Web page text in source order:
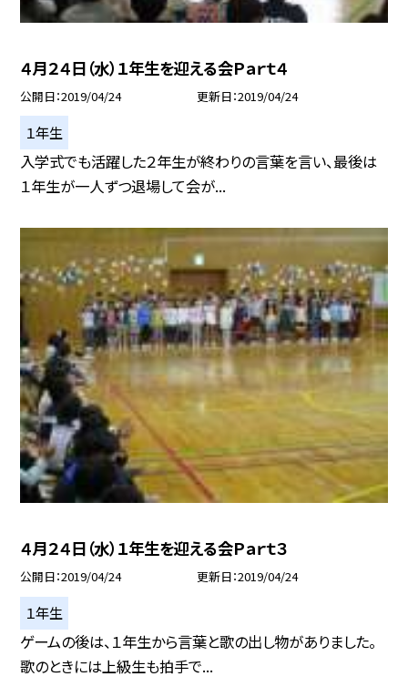
４月２４日（水）１年生を迎える会Ｐａｒｔ４
公開日 2019/04/24 更新日 2019/04/24
１年生
入学式でも活躍した２年生が終わりの言葉を言い、最後は
１年生が一人ずつ退場して会が...
４月２４日（水）１年生を迎える会Ｐａｒｔ３
公開日 2019/04/24 更新日 2019/04/24
１年生
ゲームの後は、１年生から言葉と歌の出し物がありました。
歌のときには上級生も拍手で...